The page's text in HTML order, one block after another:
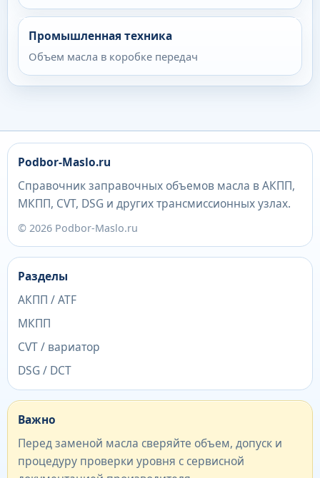
Промышленная техника
Объем масла в коробке передач
Podbor-Maslo.ru
Справочник заправочных объемов масла в АКПП,
МКПП, CVT, DSG и других трансмиссионных узлах.
© 2026 Podbor-Maslo.ru
Разделы
АКПП / ATF
МКПП
CVT / вариатор
DSG / DCT
Важно
Перед заменой масла сверяйте объем, допуск и
процедуру проверки уровня с сервисной